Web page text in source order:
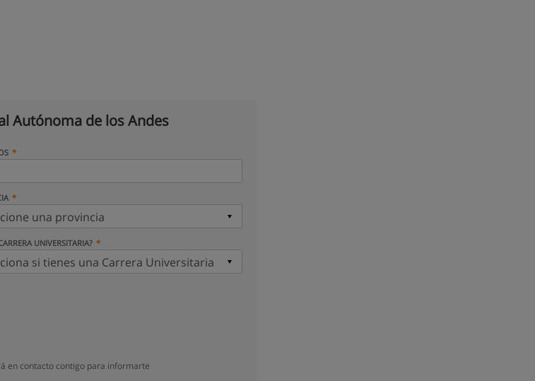
Autónoma de los Andes
UNIVERSITARIA?
en contacto contigo para informarte